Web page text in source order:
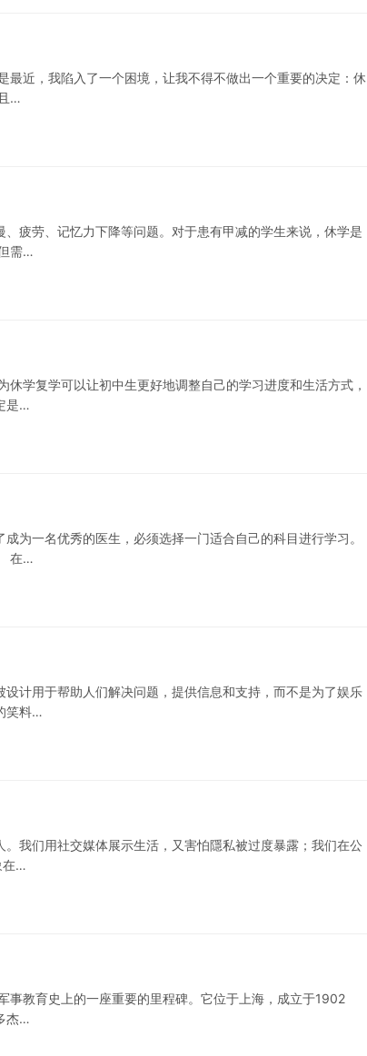
近，我陷入了一个困境，让我不得不做出一个重要的决定：休
…
疲劳、记忆力下降等问题。对于患有甲减的学生来说，休学是
需…
学复学可以让初中生更好地调整自己的学习进度和生活方式，
是…
为一名优秀的医生，必须选择一门适合自己的科目进行学习。
在…
计用于帮助人们解决问题，提供信息和支持，而不是为了娱乐
笑料…
我们用社交媒体展示生活，又害怕隱私被过度暴露；我们在公
在…
事教育史上的一座重要的里程碑。它位于上海，成立于1902
杰…